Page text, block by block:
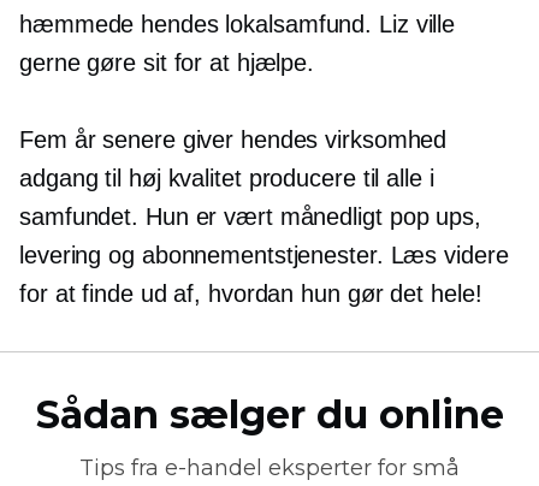
hæmmede hendes lokalsamfund. Liz ville
gerne gøre sit for at hjælpe.
Fem år senere giver hendes virksomhed
adgang til høj kvalitetproducere til alle i
samfundet. Hun er vært månedligt pop ups,
levering og abonnementstjenester. Læs videre
for at finde ud af, hvordan hun gør det hele!
Sådan sælger du online
Tips fra e-handel eksperter for små